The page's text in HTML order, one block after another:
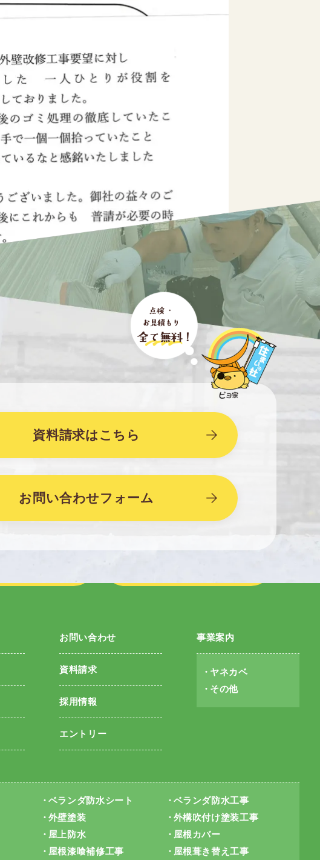
資料請求はこちら
お問い合わせフォーム
お問い合わせ
資料請求
採用情報
エントリー
事業案内
ヤネカベ
その他
ベランダ防水シート
ベランダ防水工事
外壁塗装
外構吹付け塗装工事
屋上防水
屋根カバー
屋根漆喰補修工事
屋根葺き替え工事